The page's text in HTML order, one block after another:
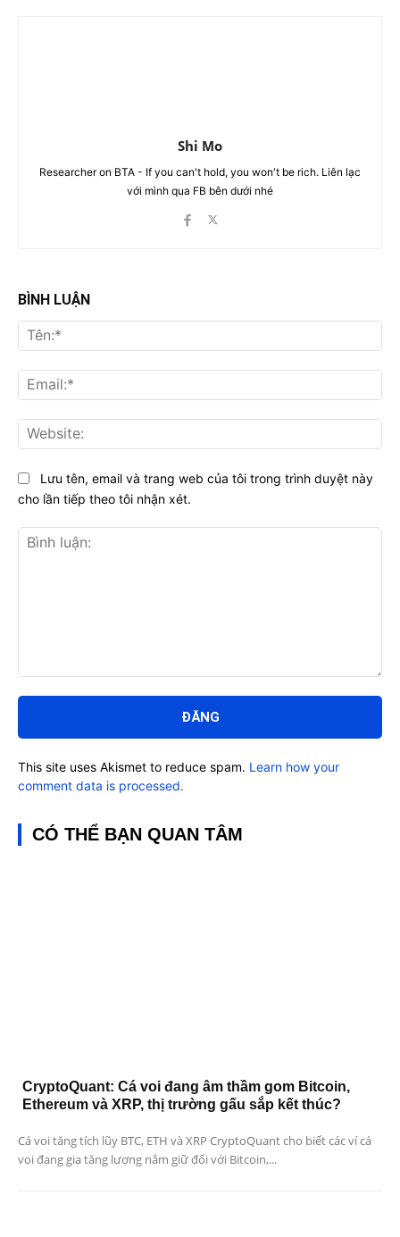
Shi Mo
Researcher on BTA - If you can't hold, you won't be rich. Liên lạc
với mình qua FB bên dưới nhé
BÌNH LUẬN
luận:
Lưu tên, email và trang web của tôi trong trình duyệt này
cho lần tiếp theo tôi nhận xét.
This site uses Akismet to reduce spam. Learn how your
comment data is processed.
CÓ THỂ BẠN QUAN TÂM
CryptoQuant: Cá voi đang âm thầm gom Bitcoin,
Ethereum và XRP, thị trường gấu sắp kết thúc?
Cá voi tăng tích lũy BTC, ETH và XRP CryptoQuant cho biết các ví cá
voi đang gia tăng lượng nắm giữ đối với Bitcoin,...